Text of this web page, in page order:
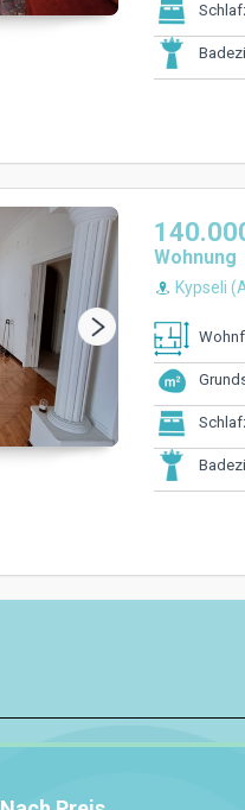
Wohnung
Kypseli